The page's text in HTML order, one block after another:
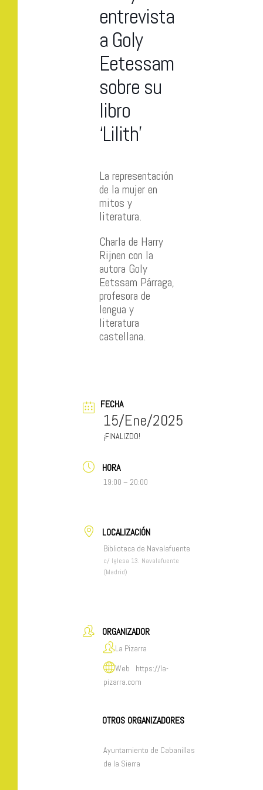
entrevista
a Goly
Eetessam
sobre su
libro
‘Lilith’
La representación
de la mujer en
mitos y
literatura.
Charla de Harry
Rijnen con la
autora Goly
Eetssam Párraga,
profesora de
lengua y
literatura
castellana.
FECHA
15/Ene/2025
FINALIZDO!
HORA
19:00 – 20:00
LOCALIZACIÓN
Biblioteca de Navalafuente
c/ Iglesa 13. Navalafuente
(Madrid)
ORGANIZADOR
La Pizarra
Web
https://la-
pizarra.com
OTROS ORGANIZADORES
Ayuntamiento de Cabanillas
de la Sierra